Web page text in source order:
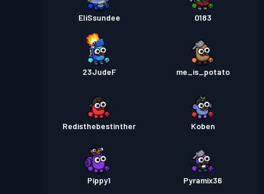
EliSsundee 0183
23JudeF me_is_potato
Redisthebestinther Koben
Pippy1 Pyramix36